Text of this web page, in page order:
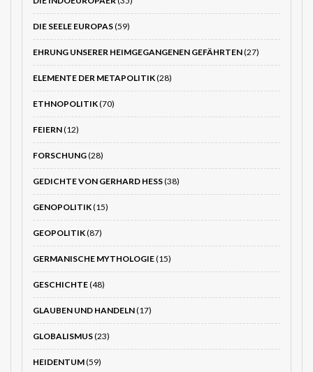
DIE SEELE EUROPAS(59)
EHRUNG UNSERER HEIMGEGANGENEN GEFÄHRTEN(27)
ELEMENTE DER METAPOLITIK(28)
ETHNOPOLITIK(70)
FEIERN(12)
FORSCHUNG(28)
GEDICHTE VON GERHARD HESS(38)
GENOPOLITIK(15)
GEOPOLITIK(87)
GERMANISCHE MYTHOLOGIE(15)
GESCHICHTE(48)
GLAUBEN UND HANDELN(17)
GLOBALISMUS(23)
HEIDENTUM(59)